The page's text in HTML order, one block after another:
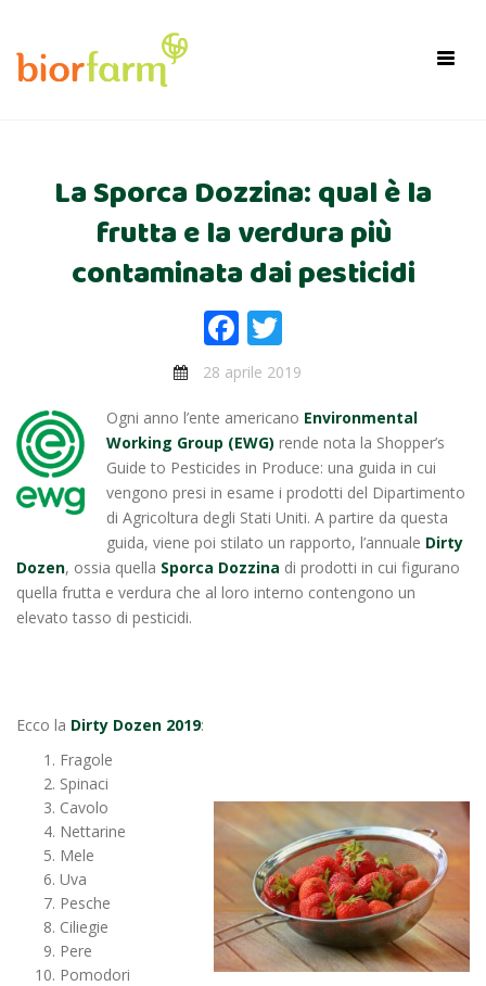
La Sporca Dozzina: qual è la
frutta e la verdura più
contaminata dai pesticidi
Facebook
28 aprile 2019
Ogni anno l’ente americano Environmental
Working Group (EWG) rende nota la Shopper’s
Guide to Pesticides in Produce: una guida in cui
vengono presi in esame i prodotti del Dipartimento
di Agricoltura degli Stati Uniti. A partire da questa
guida, viene poi stilato un rapporto, l’annuale Dirty
Dozen, ossia quella Sporca Dozzina di prodotti in cui figurano
quella frutta e verdura che al loro interno contengono un
elevato tasso di pesticidi.
Ecco la Dirty Dozen 2019:
Fragole
Spinaci
Cavolo
Nettarine
Mele
Uva
Pesche
Ciliegie
Pere
Pomodori